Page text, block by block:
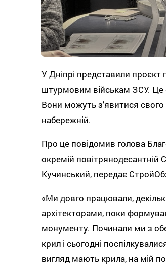
У Дніпрі представили
штурмовим військам ЗСУ. Це
Вони можуть з’явитися свого
набережній.
Про це повідомив голова
окремій повітрянодесантній
Кучинський, передає
«Ми довго працювали,
архітекторами, поки
монументу. Починали ми з
крил і сьогодні
вигляд мають крила, на мій